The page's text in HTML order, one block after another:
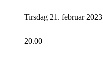
Tirsdag 21. februar 2023
20.00